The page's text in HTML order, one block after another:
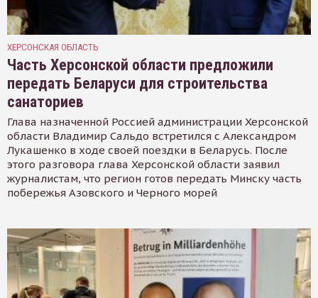
ХЕРСОНСКАЯ ОБЛАСТЬ
Часть Херсонской области предложили
передать Беларуси для строительства
санаториев
Глава назначенной Россией администрации Херсонской
области Владимир Сальдо встретился с Александром
Лукашенко в ходе своей поездки в Беларусь. После
этого разговора глава Херсонской области заявил
журналистам, что регион готов передать Минску часть
побережья Азовского и Черного морей